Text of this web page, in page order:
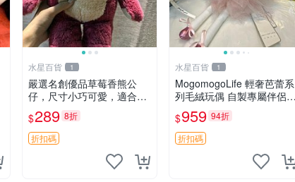
水星百貨 1
嚴選名創優品草莓香熊公
仔，尺寸小巧可愛，適合收
藏賞玩 30cm 玩具 公仔 草
莓熊
$289 8折
折扣碼
水星百貨 1
MogomogoLife 輕奢芭蕾系
列毛絨玩偶 自製專屬伴侶
帶標牌全新成色 芭蕾系列
毛絨玩偶 安撫玩具 新款上
架
$959 94折
折扣碼